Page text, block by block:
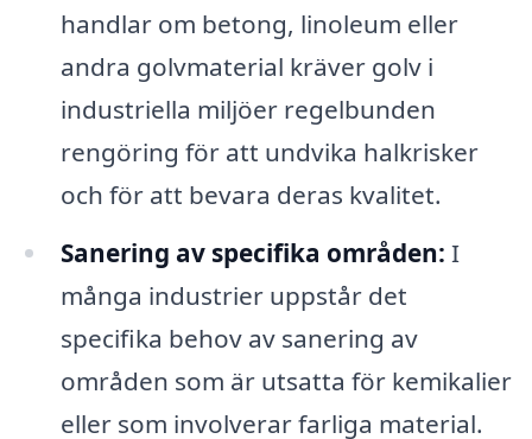
handlar om betong, linoleum eller
andra golvmaterial kräver golv i
industriella miljöer regelbunden
rengöring för att undvika halkrisker
och för att bevara deras kvalitet.
Sanering av specifika områden: I
många industrier uppstår det
specifika behov av sanering av
områden som är utsatta för kemikalier
eller som involverar farliga material.